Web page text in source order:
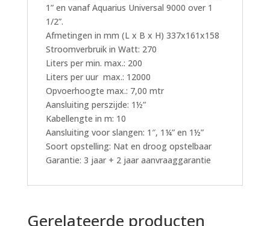
1” en vanaf Aquarius Universal 9000 over 1
1/2”.
Afmetingen in mm (L x B x H) 337x161x158
Stroomverbruik in Watt: 270
Liters per min. max.: 200
Liters per uur max.: 12000
Opvoerhoogte max.: 7,00 mtr
Aansluiting perszijde: 1½”
Kabellengte in m: 10
Aansluiting voor slangen: 1″, 1¼” en 1½”
Soort opstelling: Nat en droog opstelbaar
Garantie: 3 jaar + 2 jaar aanvraaggarantie
Gerelateerde producten